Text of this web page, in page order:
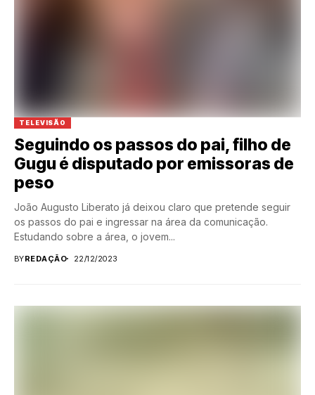
TELEVISÃO
Seguindo os passos do pai, filho de
Gugu é disputado por emissoras de
peso
João Augusto Liberato já deixou claro que pretende seguir
os passos do pai e ingressar na área da comunicação.
Estudando sobre a área, o jovem...
BYREDAÇÃO 22/12/2023